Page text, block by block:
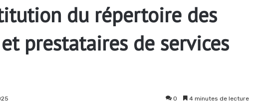
du répertoire des
prestataires de services
0 4 minutes de lecture